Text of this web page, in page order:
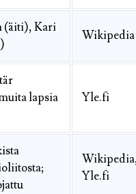
(äiti), Kari
Wikipedia
lapsia
Yle.fi
Yle.fi